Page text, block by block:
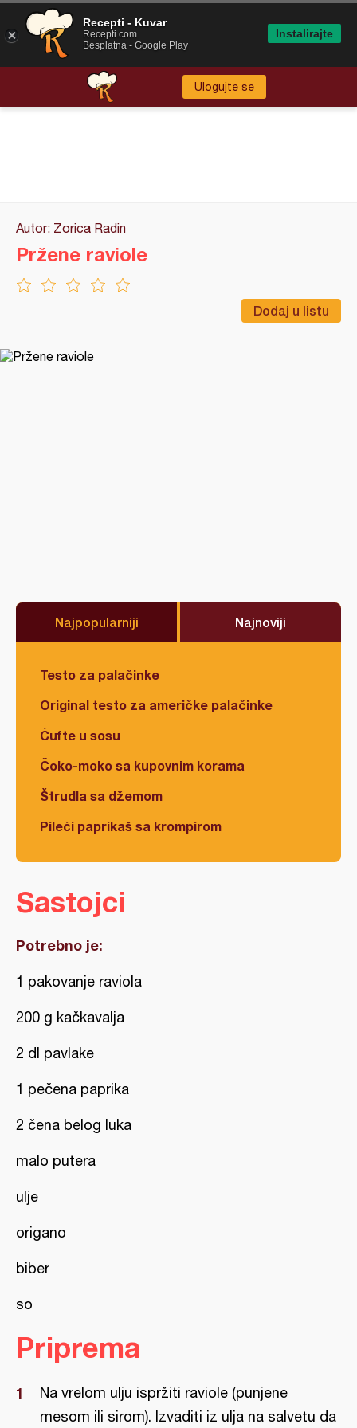
Ulogujte se
Autor: Zorica Radin
Dodaj u listu
Pržene raviole
Najpopularniji Najnoviji
Testo za palačinke
Original testo za američke palačinke
Ćufte u sosu
Čoko-moko sa kupovnim korama
Štrudla sa džemom
Pileći paprikaš sa krompirom
Sastojci
Potrebno je:
1 pakovanje raviola
200 g kačkavalja
2 dl pavlake
1 pečena paprika
2 čena belog luka
malo putera
ulje
origano
biber
so
Priprema
Na vrelom ulju ispržiti raviole (punjene
mesom ili sirom). Izvaditi iz ulja na salvetu da
Recepti - Kuvar
Recepti.com
Besplatna - Google Play
Instalirajte